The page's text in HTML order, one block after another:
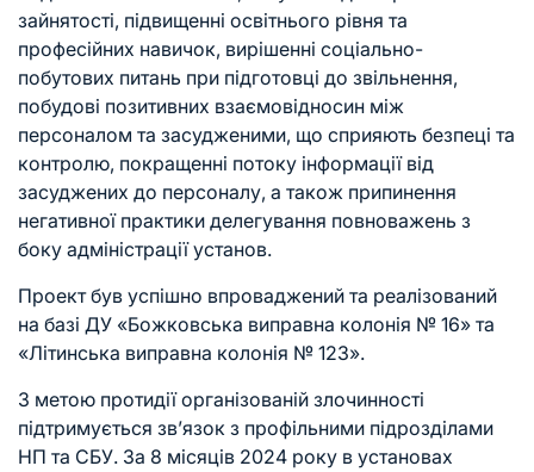
зайнятості, підвищенні освітнього рівня та
професійних навичок, вирішенні соціально-
побутових питань при підготовці до звільнення,
побудові позитивних взаємовідносин між
персоналом та засудженими, що сприяють безпеці та
контролю, покращенні потоку інформації від
засуджених до персоналу, а також припинення
негативної практики делегування повноважень з
боку адміністрації установ.
Проект був успішно впроваджений та реалізований
на базі ДУ «Божковська виправна колонія № 16» та
«Літинська виправна колонія № 123».
З метою протидії організованій злочинності
підтримується зв’язок з профільними підрозділами
НП та СБУ. За 8 місяців 2024 року в установах